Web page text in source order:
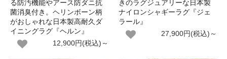
る防汚機能やアース防ダニ抗
菌消臭付き。ヘリンボーン柄
がおしゃれな日本製高耐久ダ
イニングラグ『ヘルン』
12,900円(税込)～
きのラグジュアリーな日本製
ナイロンシャギーラグ『ジェ
ラール』
27,900円(税込)～